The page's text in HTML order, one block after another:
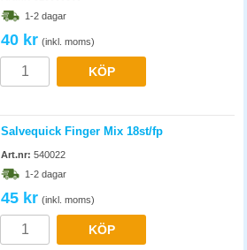
1-2 dagar
40 kr (inkl. moms)
KÖP
Salvequick Finger Mix 18st/fp
Art.nr: 540022
1-2 dagar
45 kr (inkl. moms)
KÖP